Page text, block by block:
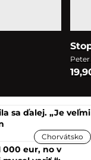
sa ďalej. „Je veľmi
Chorvátsko
000 eur, no v